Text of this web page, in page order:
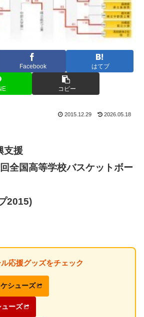
Facebook はてブ
コピー
2015.12.29 2026.05.18
支援
全国高等学校バスケットボー
2015)
応援グッズをチェック
シューズ
ーズ